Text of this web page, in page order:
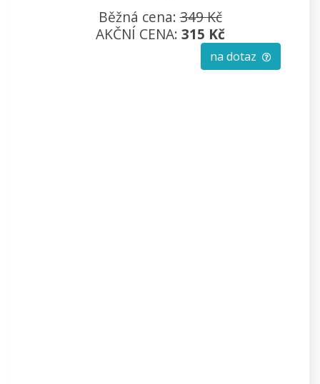
Běžná cena:349 Kč
AKČNÍ CENA: 315 Kč
na dotaz